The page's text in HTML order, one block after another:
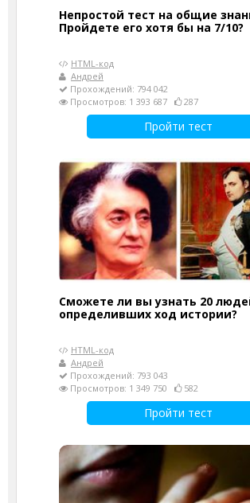
Непростой тест на общие
Пройдете его хотя бы на 7/10?
HTML-код
Андрей
Прохождений: 794 042
Просмотров: 1 393 687
287
Пройти тест
Сможете ли вы узнать 20
определивших ход истории?
HTML-код
Андрей
Прохождений: 793 043
Просмотров: 1 349 750
582
Пройти тест